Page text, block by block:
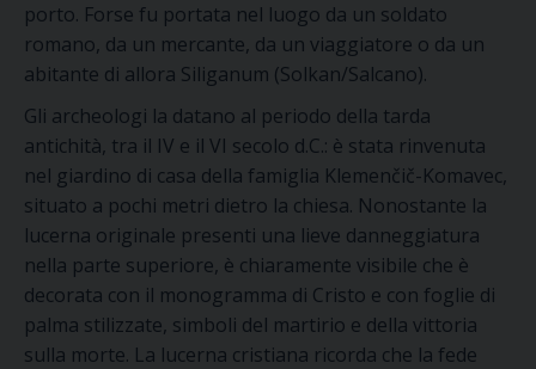
porto. Forse fu portata nel luogo da un soldato
romano, da un mercante, da un viaggiatore o da un
abitante di allora Siliganum (Solkan/Salcano).
Gli archeologi la datano al periodo della tarda
antichità, tra il IV e il VI secolo d.C.: è stata rinvenuta
nel giardino di casa della famiglia Klemenčič-Komavec,
situato a pochi metri dietro la chiesa. Nonostante la
lucerna originale presenti una lieve danneggiatura
nella parte superiore, è chiaramente visibile che è
decorata con il monogramma di Cristo e con foglie di
palma stilizzate, simboli del martirio e della vittoria
sulla morte. La lucerna cristiana ricorda che la fede